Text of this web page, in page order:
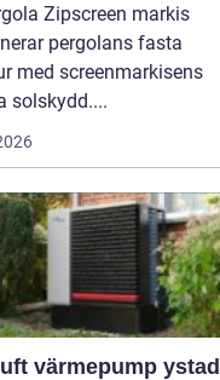
Zipscreen markis
pergolans fasta
med screenmarkisens
solskydd....
värmepump ystad